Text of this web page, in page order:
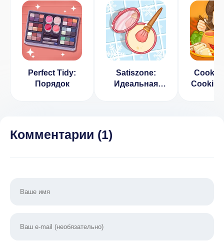
Perfect Tidy:
Порядок
Satiszone:
Идеальная
Комментарии (1)